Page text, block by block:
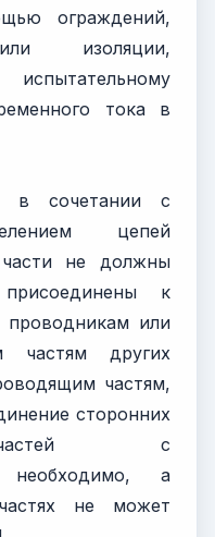
ограждений,
изоляции,
тока в
в сочетании с
цепей
не должны
к
или
частям других
частям,
сторонних
с
необходимо, а
не может